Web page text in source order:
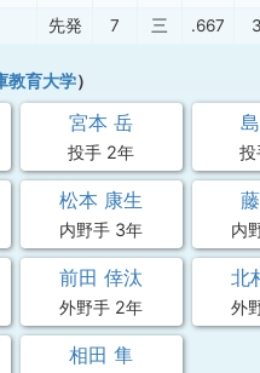
先発 7 三 .667 3
教育大学）
宮本 岳
投手 2年
松本 康生
内野手 3年 内
前田 倖汰
外野手 2年
北
外
相田 隼